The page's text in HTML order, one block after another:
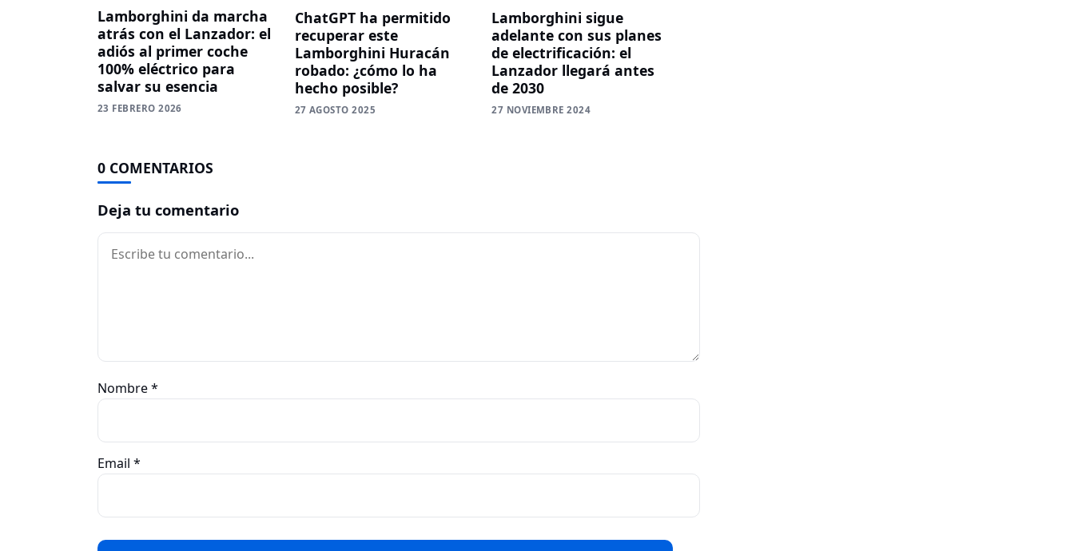
Lamborghini da marcha
atrás con el Lanzador: el
adiós al primer coche
100% eléctrico para
salvar su esencia
23 FEBRERO 2026
ChatGPT ha permitido
recuperar este
Lamborghini Huracán
robado: ¿cómo lo ha
hecho posible?
27 AGOSTO 2025
Lamborghini sigue
adelante con sus planes
de electrificación: el
Lanzador llegará antes
de 2030
27 NOVIEMBRE 2024
0 COMENTARIOS
Deja tu comentario
Comentario
Nombre*
Email *